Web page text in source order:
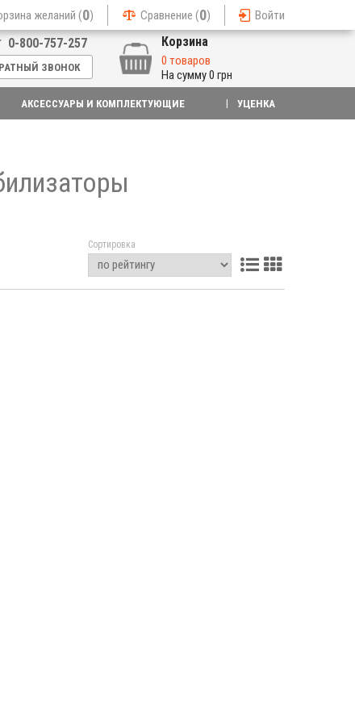
желаний (0) Сравнение (0) Войти
Корзина
0 товаров
На сумму0 грн
0-800-757-257
ЗВОНОК
АКСЕССУАРЫ И КОМПЛЕКТУЮЩИЕ УЦЕНКА
Сортировка